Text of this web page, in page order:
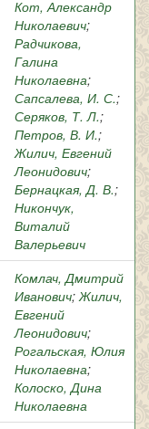
Кот, Александр
Николаевич;
Радчикова,
Галина
Николаевна;
Сапсалева, И. С.;
Серяков, Т. Л.;
Петров, В. И.;
Жилич, Евгений
Леонидович;
Бернацкая, Д. В.;
Никончук,
Виталий
Валерьевич
Комлач, Дмитрий
Иванович;Жилич,
Евгений
Леонидович;
Рогальская, Юлия
Николаевна;
Колоско, Дина
Николаевна